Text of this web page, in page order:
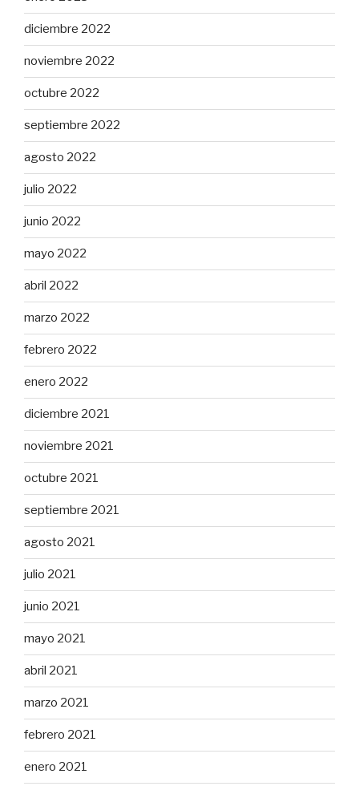
diciembre 2022
noviembre 2022
octubre 2022
septiembre 2022
agosto 2022
julio 2022
junio 2022
mayo 2022
abril 2022
marzo 2022
febrero 2022
enero 2022
diciembre 2021
noviembre 2021
octubre 2021
septiembre 2021
agosto 2021
julio 2021
junio 2021
mayo 2021
abril 2021
marzo 2021
febrero 2021
enero 2021